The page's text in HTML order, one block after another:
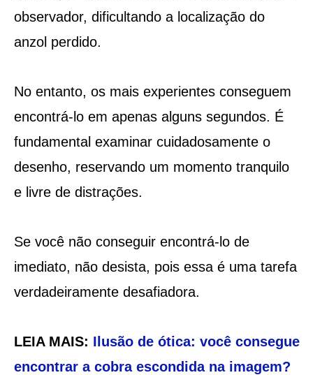
observador, dificultando a localização do
anzol perdido.
No entanto, os mais experientes conseguem
encontrá-lo em apenas alguns segundos. É
fundamental examinar cuidadosamente o
desenho, reservando um momento tranquilo
e livre de distrações.
Se você não conseguir encontrá-lo de
imediato, não desista, pois essa é uma tarefa
verdadeiramente desafiadora.
LEIA MAIS: Ilusão de ótica: você consegue
encontrar a cobra escondida na imagem?